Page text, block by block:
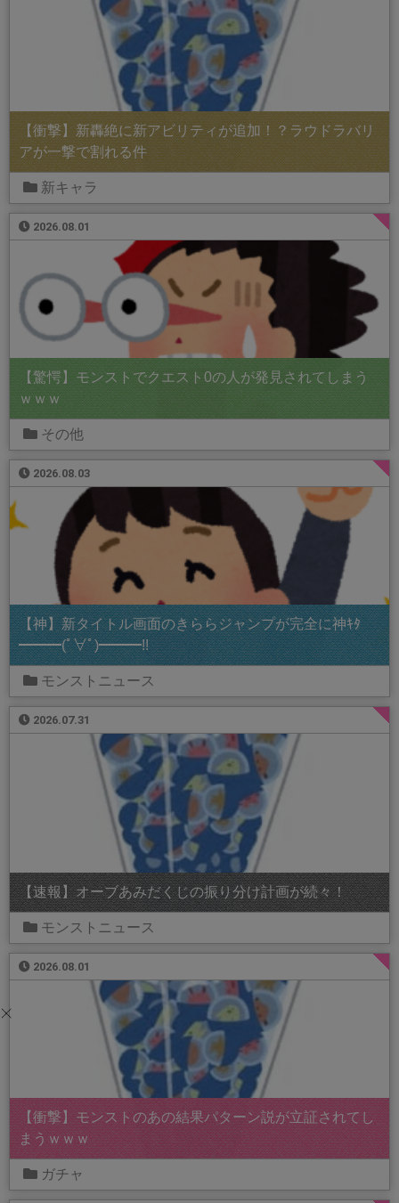
【衝撃】新轟絶に新アビリティが追加！？ラウドラバリ
アが一撃で割れる件
新キャラ
2026.08.01
【驚愕】モンストでクエスト0の人が発見されてしまう
ｗｗｗ
その他
2026.08.03
【神】新タイトル画面のきららジャンプが完全に神ｷﾀ
━━━(ﾟ∀ﾟ)━━━!!
モンストニュース
2026.07.31
【速報】オーブあみだくじの振り分け計画が続々！
モンストニュース
2026.08.01
【衝撃】モンストのあの結果パターン説が立証されてし
まうｗｗｗ
ガチャ